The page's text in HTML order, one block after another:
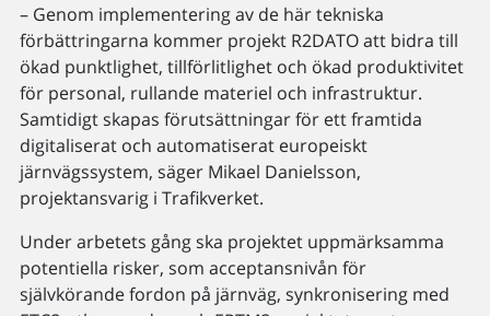
– Genom implementering av de här tekniska
förbättringarna kommer projekt R2DATO att bidra till
ökad punktlighet, tillförlitlighet och ökad produktivitet
för personal, rullande materiel och infrastruktur.
Samtidigt skapas förutsättningar för ett framtida
digitaliserat och automatiserat europeiskt
järnvägssystem, säger Mikael Danielsson,
projektansvarig i Trafikverket.
Under arbetets gång ska projektet uppmärksamma
potentiella risker, som acceptansnivån för
självkörande fordon på järnväg, synkronisering med